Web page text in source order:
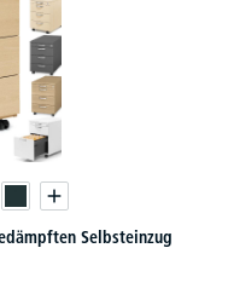
Selbsteinzug